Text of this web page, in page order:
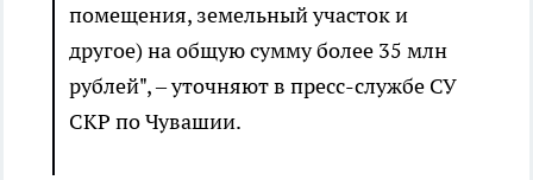
помещения, земельный участок и
другое) на общую сумму более 35 млн
рублей", – уточняют в пресс-службе СУ
СКР по Чувашии.